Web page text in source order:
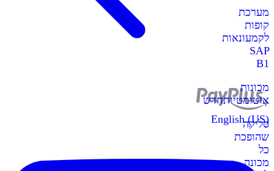
מערכת
קופות
לקמעונאות
SAP
B1
מכונות
אוטומטיותחדש
סליקה
שהופכת
כל
מכונה
English (US)